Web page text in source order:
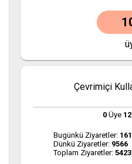
Çevrimiçi
0Üye 12
Bugünkü Ziyaretler:
Dünkü Ziyaretler: 9566
Toplam Ziyaretler: